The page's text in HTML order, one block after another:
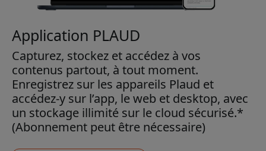
Application PLAUD
Capturez, stockez et accédez à vos
contenus partout, à tout moment.
Enregistrez sur les appareils Plaud et
accédez-y sur l’app, le web et desktop, avec
un stockage illimité sur le cloud sécurisé.*
(Abonnement peut être nécessaire)